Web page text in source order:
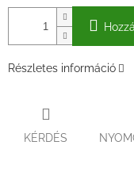
Részletes információ
KÉRDÉS